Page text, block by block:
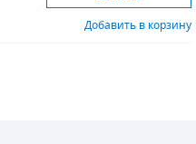
Добавить в корзину